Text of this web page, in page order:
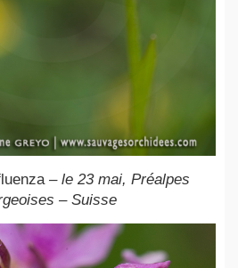
– le 23 mai, Préalpes
– Suisse